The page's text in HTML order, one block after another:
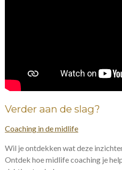
Verder aan de slag?
Coaching in de midlife
Wil je ontdekken wat deze
Ontdek hoe midlife coaching je